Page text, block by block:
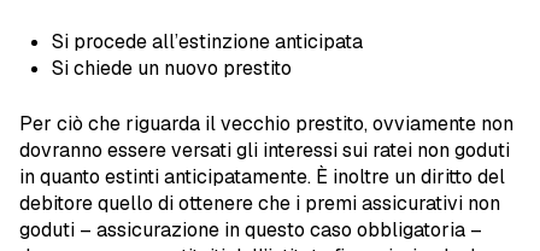
Si procede all’estinzione anticipata
Si chiede un nuovo prestito
Per ciò che riguarda il vecchio prestito, ovviamente non
dovranno essere versati gli interessi sui ratei non goduti
in quanto estinti anticipatamente. È inoltre un diritto del
debitore quello di ottenere che i premi assicurativi non
goduti – assicurazione in questo caso obbligatoria –